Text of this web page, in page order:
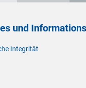
und
Integrität